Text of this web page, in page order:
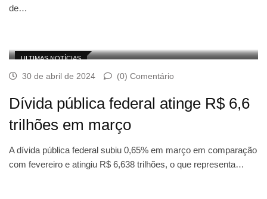
de…
ULTIMAS NOTÍCIAS
30 de abril de 2024 (0) Comentário
Dívida pública federal atinge R$ 6,6
trilhões em março
A dívida pública federal subiu 0,65% em março em comparação
com fevereiro e atingiu R$ 6,638 trilhões, o que representa…